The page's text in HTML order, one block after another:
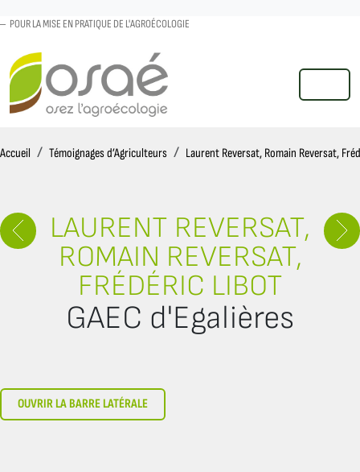
POUR LA MISE EN PRATIQUE DE L'AGROÉCOLOGIE
MENU
Accueil AccueilTémoignages d’Agriculteurs Laurent Reversat, Romain Reversat,
LAURENT REVERSAT,
ROMAIN REVERSAT,
FRÉDÉRIC LIBOT
GAEC d'Egalières
OUVRIR LA BARRE LATÉRALE